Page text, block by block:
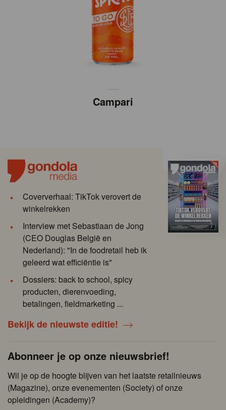
Campari
Coververhaal: TikTok verovert de
winkelrekken
Interview met Sebastiaan de Jong
(CEO Douglas België en
Nederland): "In de foodretail heb ik
geleerd wat efficiëntie is"
Dossiers: back to school, spicy
producten, dierenvoeding,
betalingen, fieldmarketing ...
Bekijk de nieuwste editie!
Abonneer je op onze nieuwsbrief!
Wil je op de hoogte blijven van het laatste retailnieuws
(Magazine), onze evenementen (Society) of onze
opleidingen (Academy)?